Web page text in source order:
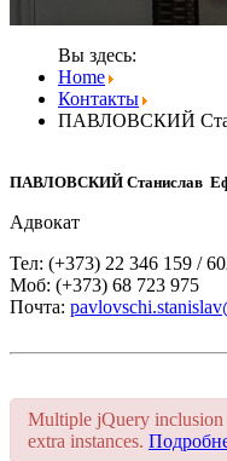
Вы здесь:
Home
Контакты
ПАВЛОВСКИЙ
ПАВЛОВСКИЙ Станислав
Адвокат
Тел: (+373) 22 346 159 /
Моб: (+373) 68 723 975
Почта:
Multiple jQuery inclusion
extra instances.